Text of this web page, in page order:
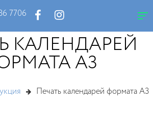
7706
КАЛЕНДАРЕЙ
А3
Печать календарей формата А3